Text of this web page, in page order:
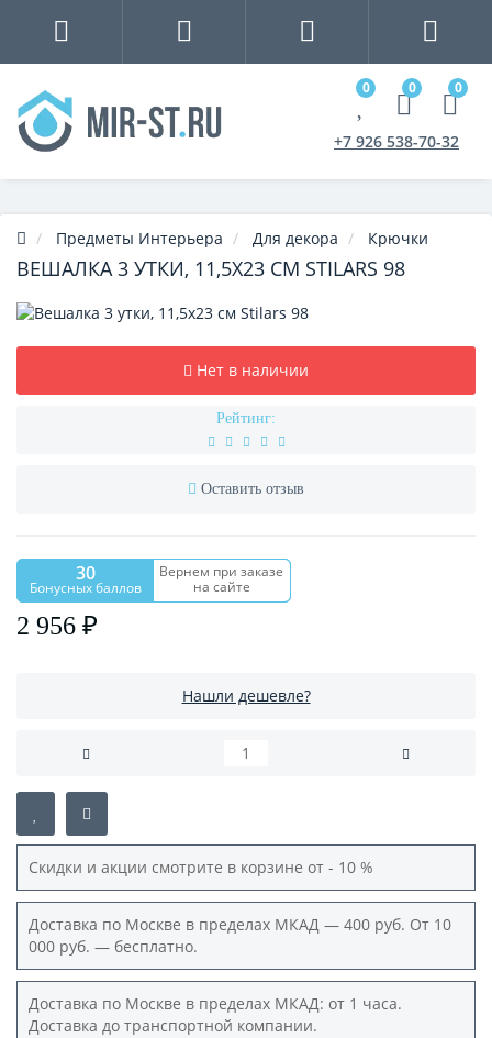
0 0 0
+7 926 538-70-32
Предметы Интерьера Для декора Крючки
ВЕШАЛКА 3 УТКИ, 11,5Х23 СМ STILARS 98
Нет в наличии
Рейтинг:
Оставить отзыв
30
Бонусных баллов
Вернем при заказе
на сайте
2 956 ₽
Нашли дешевле?
Скидки и акции смотрите в корзине от - 10 %
Доставка по Москве в пределах МКАД — 400 руб. От 10
000 руб. — бесплатно.
Доставка по Москве в пределах МКАД: от 1 часа.
Доставка до транспортной компании.